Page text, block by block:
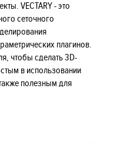
VECTARY - это
сеточного
плагинов.
чтобы сделать 3D-
в использовании
полезным для